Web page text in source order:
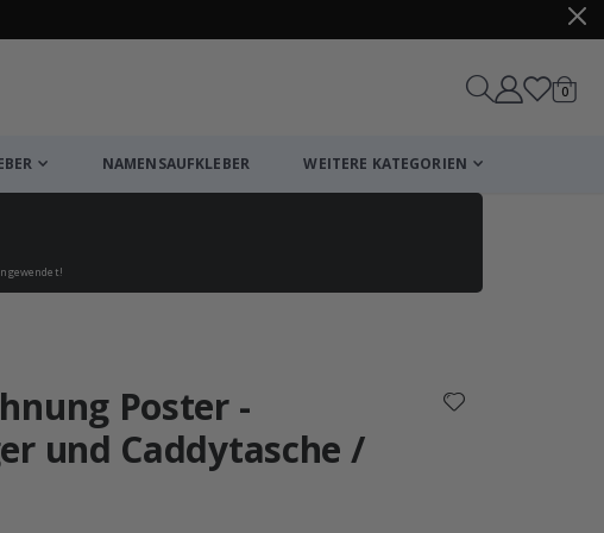
Wagen
0
NAMENSAUFKLEBER WEITERE KATEGORIEN
Poster -
und Caddytasche /